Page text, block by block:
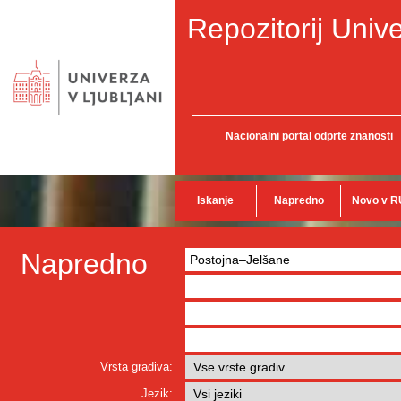
Repozitorij
Nacionalni portal odprte znanosti
Iskanje Napredno Novo v
Napredno
Vrsta gradiva:
Jezik: